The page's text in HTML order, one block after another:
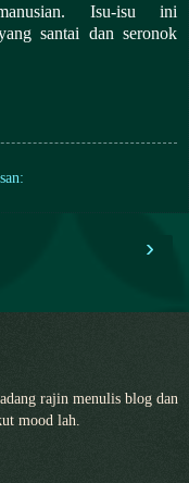
Isu-isu ini
santai dan seronok
›
rajin menulis blog dan
mood lah.